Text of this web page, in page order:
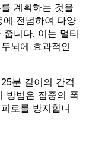
계획하는 것을
에 전념하여 다양
니다. 이는 멀티
뇌에 효과적인
분 길이의 간격
방법은 집중의 폭
로를 방지합니